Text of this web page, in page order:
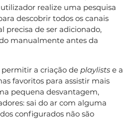
realize uma pesquisa
descobrir todos os canais
precisa de ser adicionado,
manualmente antes da
a criação de playlists e a
favoritos para assistir mais
pequena desvantagem,
sai do ar com alguma
configurados não são